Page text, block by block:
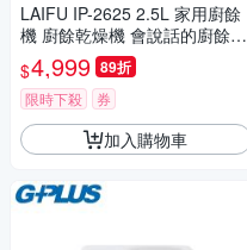
LAIFU IP-2625 2.5L 家用廚餘
機 廚餘乾燥機 會說話的廚餘機
中文語音提示
$4,999 89折
限時下殺 券
加入購物車